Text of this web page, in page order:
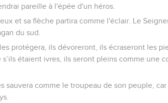
pareille à l'épée d'un héros.
et sa flèche partira comme l'éclair. Le
du sud.
protégera, ils dévoreront, ils écraseront les
étaient ivres, ils seront pleins comme une
sauvera comme le troupeau de son peuple,